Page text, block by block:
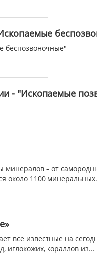
беспозвоночные"
- "Ископаемые
– от
около 1100
все известные на
иглокожих, кораллов из...